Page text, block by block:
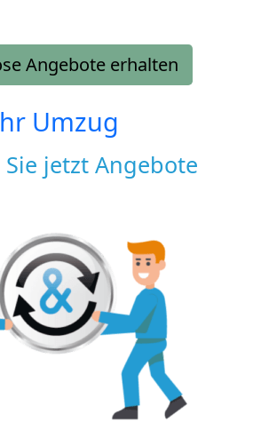
Angebote erhalten
Umzug
jetzt Angebote